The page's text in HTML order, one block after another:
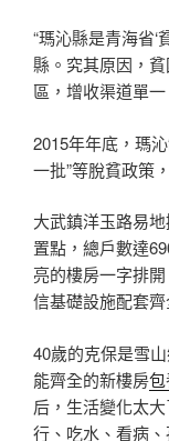
“瑪沁縣是青海省‘
縣。究其原因，
區，增收渠道單一
2015年年底，瑪
一批”等脫貧政策
大武鎮洋玉路易
置點，總戶數達
亮的樓房一字排
信基礎設施配套齊
40歲的克保是雪
能齊全的新樓房
后，生活變化太
行、吃水、看病